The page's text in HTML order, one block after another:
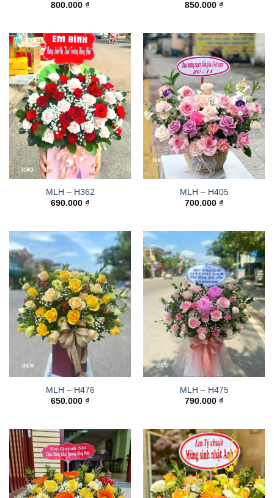
800.000 ₫
850.000 ₫
MLH – H362
690.000 ₫
MLH – H405
700.000 ₫
MLH – H476
650.000 ₫
MLH – H475
790.000 ₫